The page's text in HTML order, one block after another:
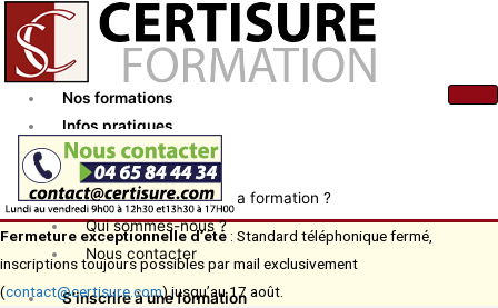
contenu
Nos formations
Infos pratiques
Actualités
Comment financer ma formation ?
Qui sommes-nous ?
Nous contacter
S’inscrire à une formation
Fermeture exceptionnelle d’été : Standard téléphonique fermé,
inscriptions toujours possibles par mail exclusivement
(contact@certisure.com) jusqu’au 17 août.